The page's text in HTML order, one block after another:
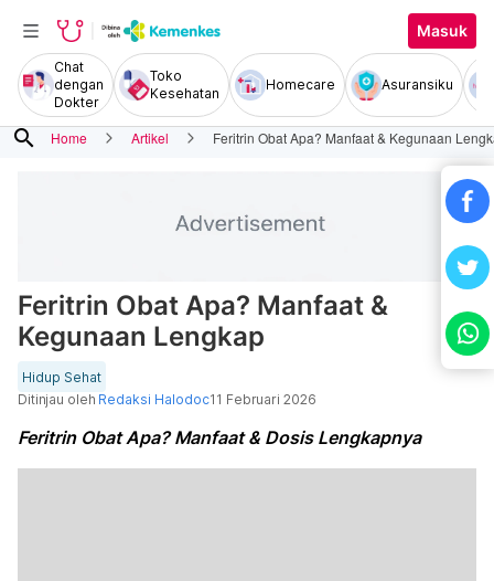
Masuk
Chat
dengan
Dokter
Toko
Kesehatan
Homecare Asuransiku
search Home Artikel Feritrin Obat Apa? Manfaat & Kegunaan
Feritrin Obat Apa? Manfaat &
Kegunaan Lengkap
Hidup Sehat
Ditinjau oleh Redaksi Halodoc11 Februari 2026
Feritrin Obat Apa? Manfaat & Dosis Lengkapnya